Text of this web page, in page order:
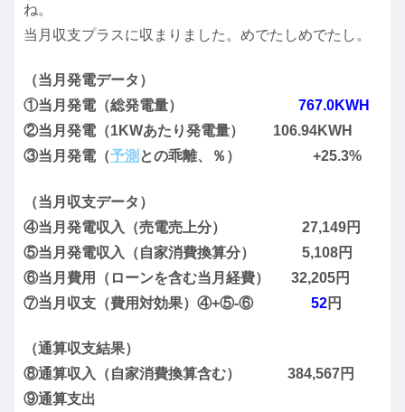
ね。
当月収支プラスに収まりました。めでたしめでたし。
（当月発電データ）
①当月発電（総発電量） 767.0KWH
②当月発電（1KWあたり発電量） 106.94KWH
③当月発電（予測 との乖離、％） +25.3%
（当月収支データ）
④当月発電収入（売電売上分） 27,149円
⑤当月発電収入（自家消費換算分） 5,108円
⑥当月費用（ローンを含む当月経費） 32,205円
⑦当月収支（費用対効果）④+⑤-⑥ 52円
（通算収支結果）
⑧通算収入（自家消費換算含む） 384,567円
⑨通算支出